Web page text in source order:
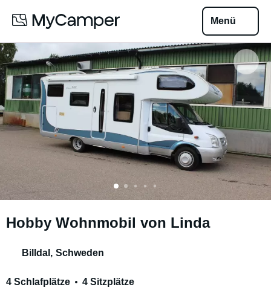
Menü
Hobby Wohnmobil von Linda
Billdal , Schweden
4 Schlafplätze 4 Sitzplätze